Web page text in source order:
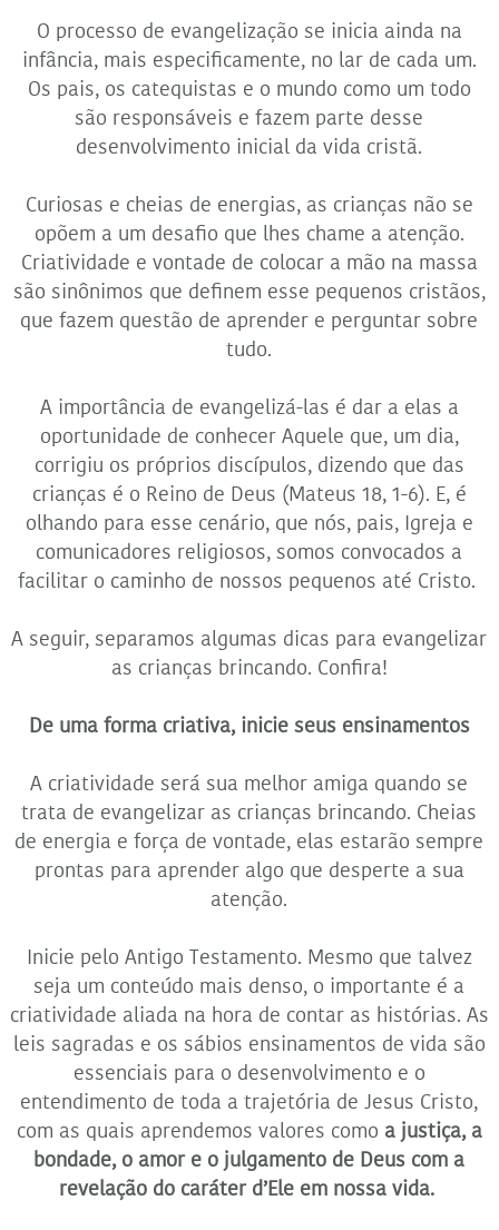
O processo de evangelização se inicia ainda na
infância, mais especificamente, no lar de cada um.
Os pais, os catequistas e o mundo como um todo
são responsáveis e fazem parte desse
desenvolvimento inicial da vida cristã.
Curiosas e cheias de energias, as crianças não se
opõem a um desafio que lhes chame a atenção.
Criatividade e vontade de colocar a mão na massa
são sinônimos que definem esse pequenos cristãos,
que fazem questão de aprender e perguntar sobre
tudo.
A importância de evangelizá-las é dar a elas a
oportunidade de conhecer Aquele que, um dia,
corrigiu os próprios discípulos, dizendo que das
crianças é o Reino de Deus (Mateus 18, 1-6). E, é
olhando para esse cenário, que nós, pais, Igreja e
comunicadores religiosos, somos convocados a
facilitar o caminho de nossos pequenos até Cristo.
A seguir, separamos algumas dicas para evangelizar
as crianças brincando. Confira!
De uma forma criativa, inicie seus ensinamentos
A criatividade será sua melhor amiga quando se
trata de evangelizar as crianças brincando. Cheias
de energia e força de vontade, elas estarão sempre
prontas para aprender algo que desperte a sua
atenção.
Inicie pelo Antigo Testamento. Mesmo que talvez
seja um conteúdo mais denso, o importante é a
criatividade aliada na hora de contar as histórias. As
leis sagradas e os sábios ensinamentos de vida são
essenciais para o desenvolvimento e o
entendimento de toda a trajetória de Jesus Cristo,
com as quais aprendemos valores como a justiça, a
bondade, o amor e o julgamento de Deus com a
revelação do caráter d’Ele em nossa vida.